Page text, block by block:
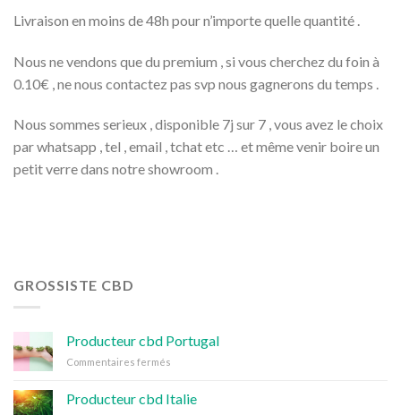
Livraison en moins de 48h pour n’importe quelle quantité .
Nous ne vendons que du premium , si vous cherchez du foin à
0.10€ , ne nous contactez pas svp nous gagnerons du temps .
Nous sommes serieux , disponible 7j sur 7 , vous avez le choix
par whatsapp , tel , email , tchat etc … et même venir boire un
petit verre dans notre showroom .
GROSSISTE CBD
Producteur cbd Portugal
Commentaires fermés
Portugal
Producteur cbd Italie